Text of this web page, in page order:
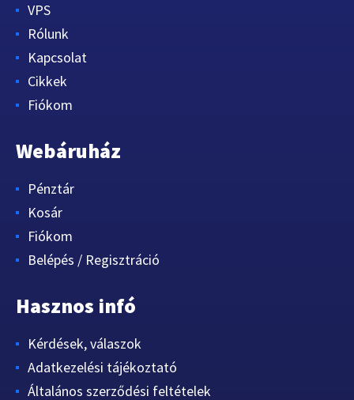
VPS
Rólunk
Kapcsolat
Cikkek
Fiókom
Webáruház
Pénztár
Kosár
Fiókom
Belépés / Regisztráció
Hasznos infó
Kérdések, válaszok
Adatkezelési tájékoztató
Általános szerződési feltételek